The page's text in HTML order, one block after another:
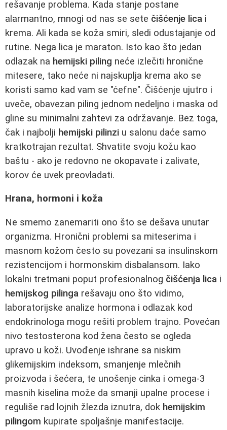
rešavanje problema. Kada stanje postane
alarmantno, mnogi od nas se sete čišćenje lica i
krema. Ali kada se koža smiri, sledi odustajanje od
rutine. Nega lica je maraton. Isto kao što jedan
odlazak na hemijski piling neće izlečiti hronične
mitesere, tako neće ni najskuplja krema ako se
koristi samo kad vam se "ćefne". Čišćenje ujutro i
uveče, obavezan piling jednom nedeljno i maska od
gline su minimalni zahtevi za održavanje. Bez toga,
čak i najbolji hemijski pilinzi u salonu daće samo
kratkotrajan rezultat. Shvatite svoju kožu kao
baštu - ako je redovno ne okopavate i zalivate,
korov će uvek preovladati.
Hrana, hormoni i koža
Ne smemo zanemariti ono što se dešava unutar
organizma. Hronični problemi sa miteserima i
masnom kožom često su povezani sa insulinskom
rezistencijom i hormonskim disbalansom. Iako
lokalni tretmani poput profesionalnog čišćenja lica i
hemijskog pilinga rešavaju ono što vidimo,
laboratorijske analize hormona i odlazak kod
endokrinologa mogu rešiti problem trajno. Povećan
nivo testosterona kod žena često se ogleda
upravo u koži. Uvođenje ishrane sa niskim
glikemijskim indeksom, smanjenje mlečnih
proizvoda i šećera, te unošenje cinka i omega-3
masnih kiselina može da smanji upalne procese i
reguliše rad lojnih žlezda iznutra, dok hemijskim
pilingom kupirate spoljašnje manifestacije.